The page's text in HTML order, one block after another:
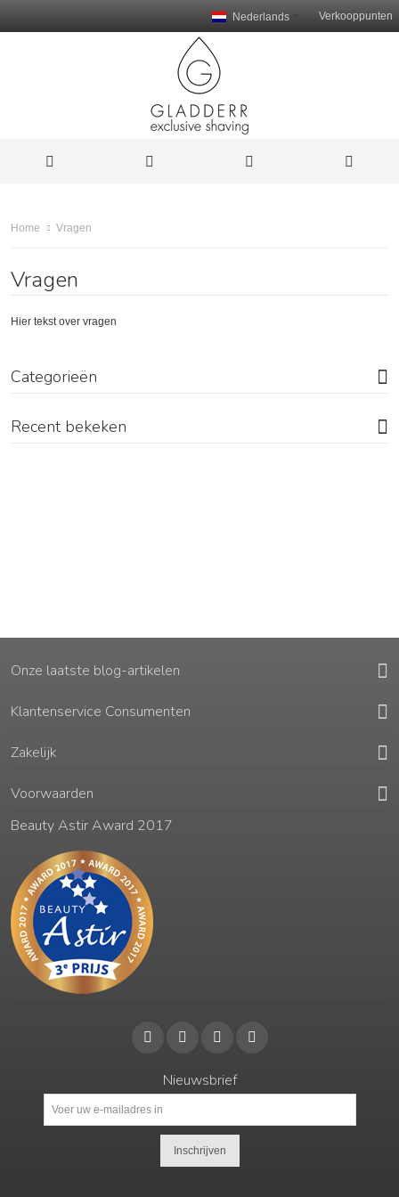
Verkooppunten
Nederlands
Home Vragen
Vragen
Hier tekst over vragen
Categorieën
Recent bekeken
Onze laatste blog-artikelen
Klantenservice Consumenten
Zakelijk
Voorwaarden
Beauty Astir Award 2017
Nieuwsbrief
Inschrijven